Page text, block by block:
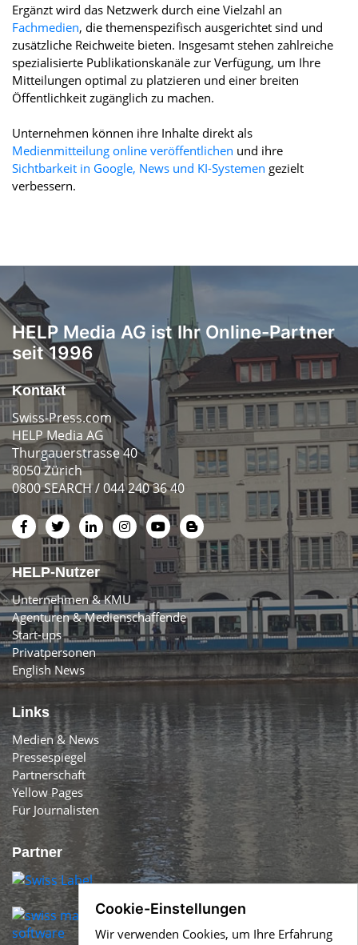
Ergänzt wird das Netzwerk durch eine Vielzahl an
Fachmedien, die themenspezifisch ausgerichtet sind und
zusätzliche Reichweite bieten. Insgesamt stehen zahlreiche
spezialisierte Publikationskanäle zur Verfügung, um Ihre
Mitteilungen optimal zu platzieren und einer breiten
Öffentlichkeit zugänglich zu machen.
Unternehmen können ihre Inhalte direkt als
Medienmitteilung online veröffentlichen und ihre
Sichtbarkeit in Google, News und KI-Systemen gezielt
verbessern.
HELP Media AG ist Ihr Online-Partner
seit 1996
Kontakt
Swiss-Press.com
HELP Media AG
Thurgauerstrasse 40
8050 Zürich
0800 SEARCH / 044 240 36 40
HELP-Nutzer
Unternehmen & KMU
Agenturen & Medienschaffende
Start-ups
Privatpersonen
English News
Links
Medien & News
Pressespiegel
Partnerschaft
Yellow Pages
Für Journalisten
Partner
Cookie-Einstellungen
Wir verwenden Cookies, um Ihre Erfahrung